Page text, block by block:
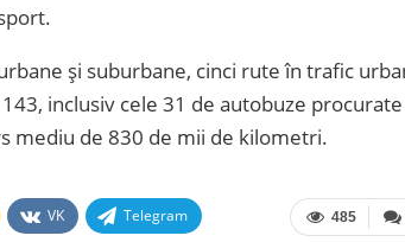
și suburbane, cinci rute în trafic
inclusiv cele 31 de autobuze procurate
mediu de 830 de mii de kilometri.
485
VK Telegram